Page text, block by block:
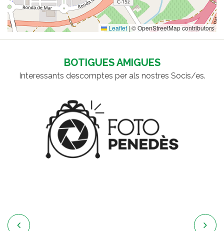
Leaflet | © OpenStreetMap contributors
BOTIGUES AMIGUES
Interessants descomptes per als nostres Socis/es.
 